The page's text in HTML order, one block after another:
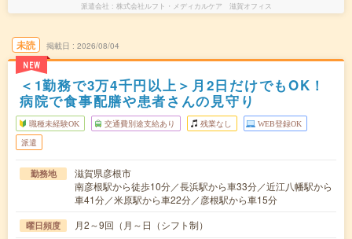
派遣会社 株式会社ルフト・メディカルケア 滋賀オフィス
未読
NEW
掲載日 2026/08/04
＜1勤務で3万4千円以上＞月2日だけでもOK！
病院で食事配膳や患者さんの見守り
職種未経験OK 交通費別途支給あり 残業なし WEB登録OK
派遣
勤務地
滋賀県彦根市
南彦根駅から徒歩10分／長浜駅から車33分／近江八幡駅から
車41分／米原駅から車22分／彦根駅から車15分
曜日頻度 月2～9回（月～日（シフト制）